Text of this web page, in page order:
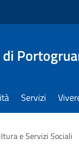
di
Servizi
e Servizi Sociali